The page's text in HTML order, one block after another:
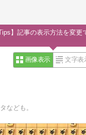
画像表示 文字表
なども。
Tips】記事の表示方法を変更